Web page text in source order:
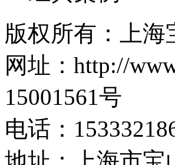
版权所有：上海
网址：http://
15001561号
电话：